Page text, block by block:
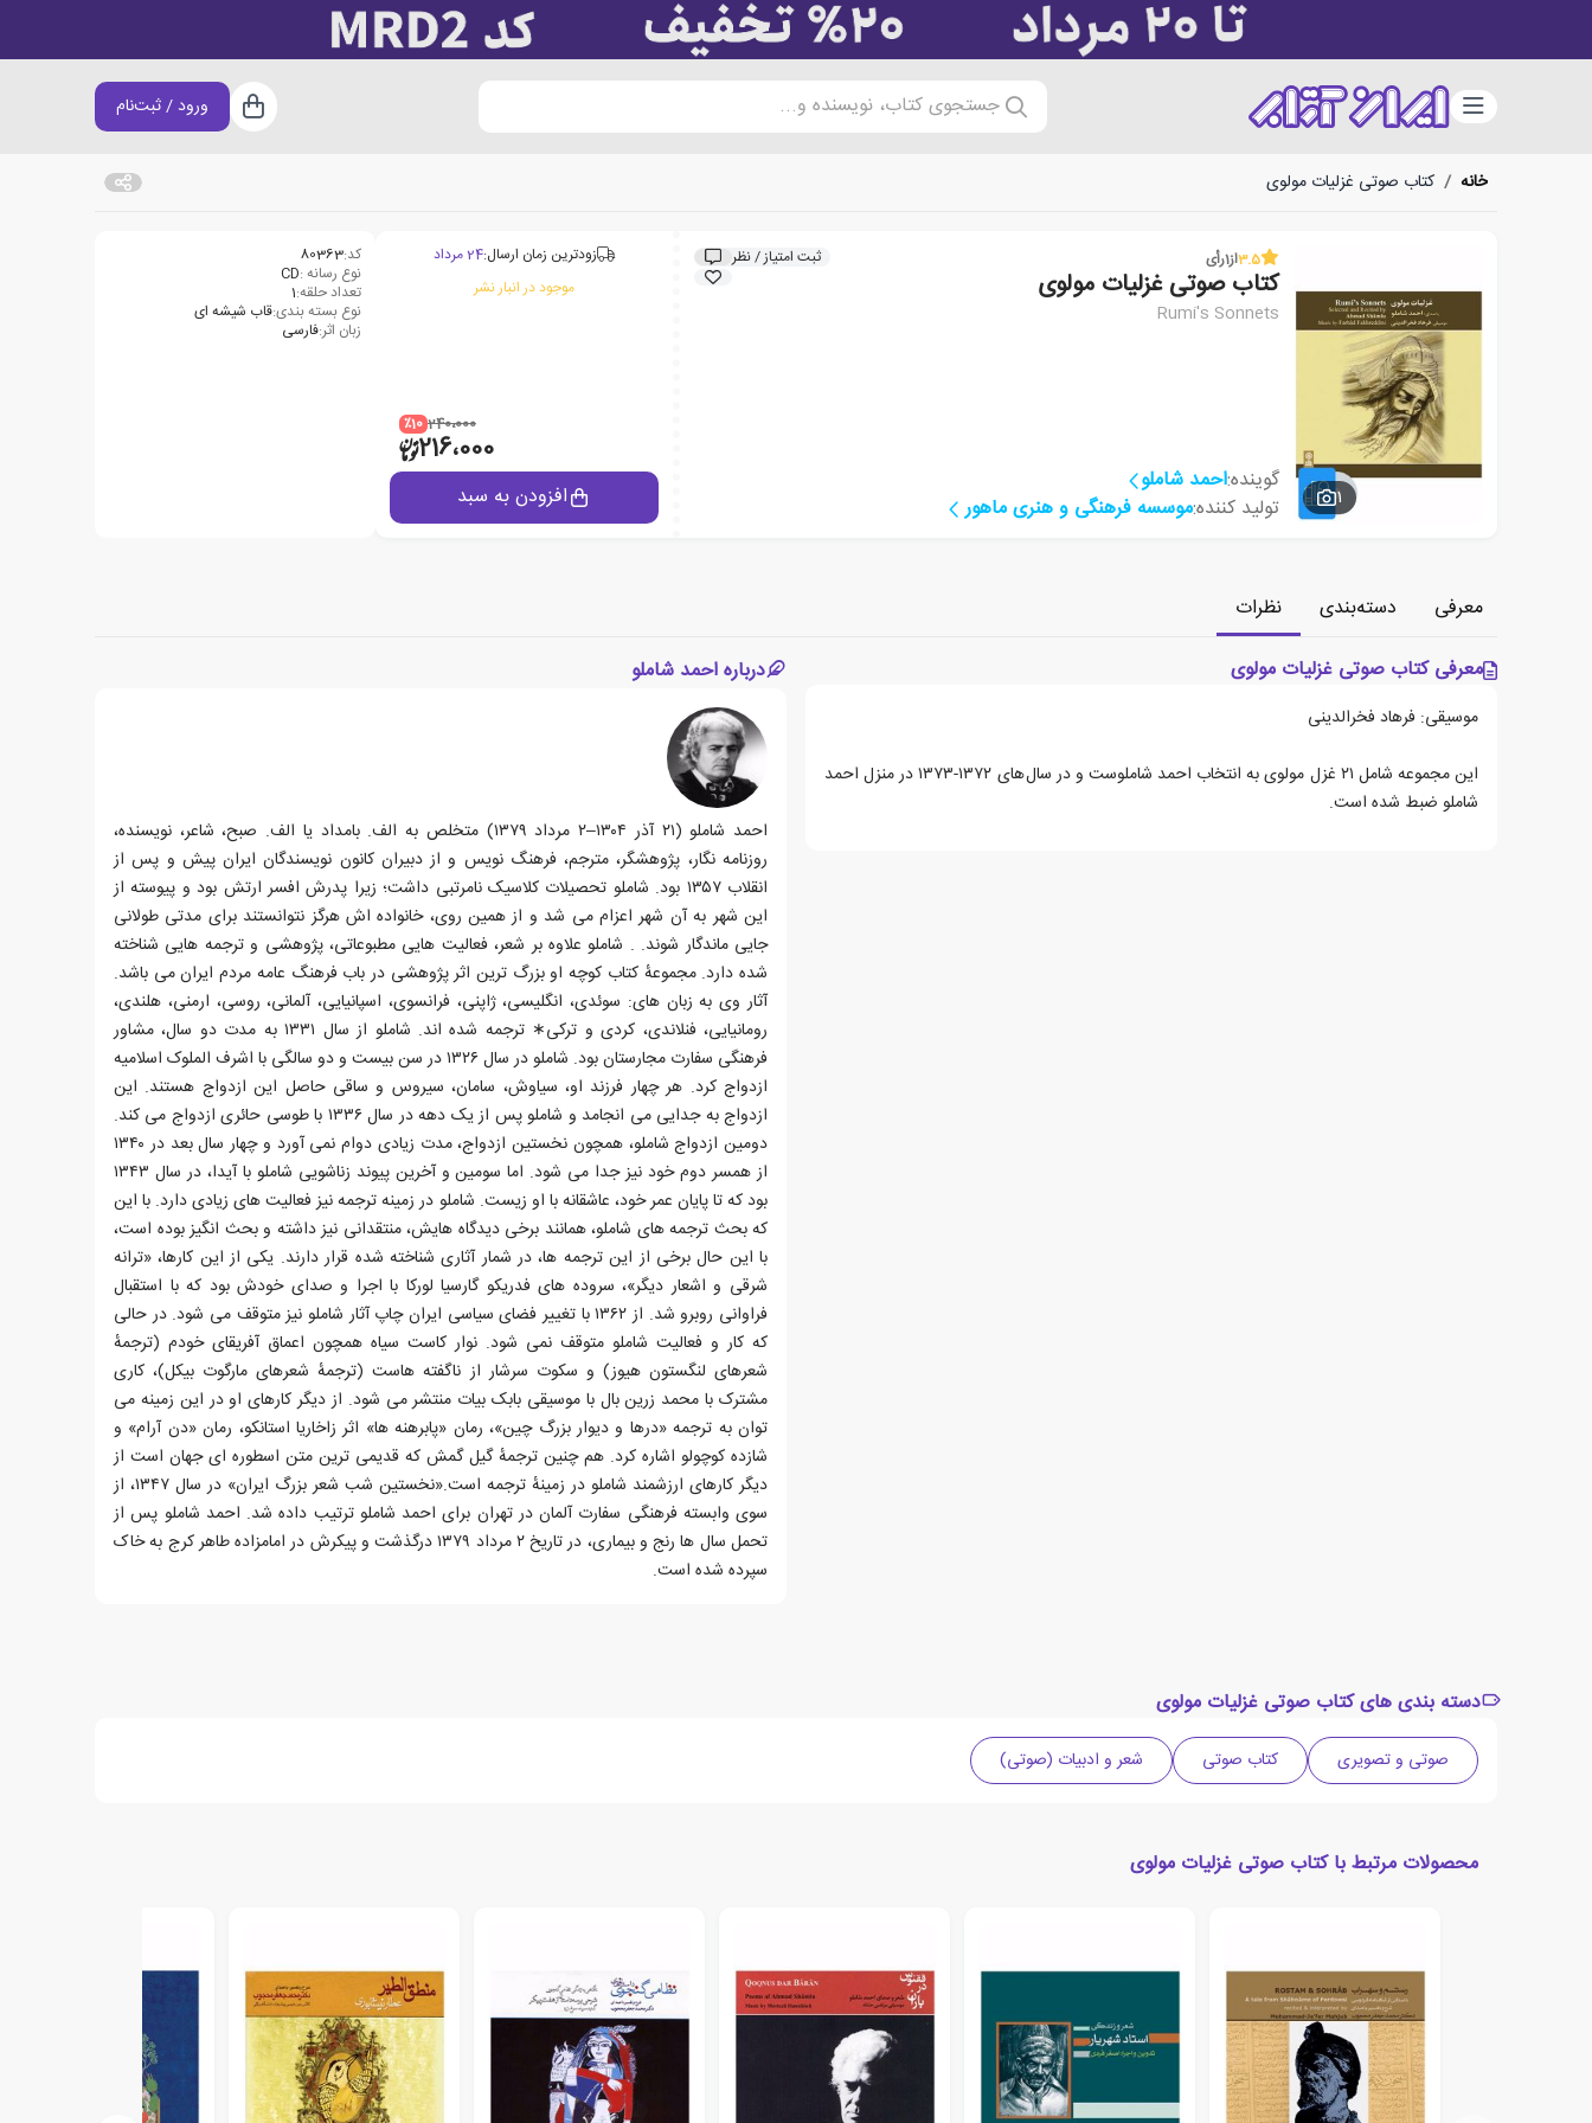
دسته‌بندی جستجوی کتاب، نویسنده و... سبد خرید
ورود / ثبت‌نام
خانه / کتاب صوتی غزلیات مولوی
1
3.5از1رأی ثبت امتیاز / نظر
کتاب صوتی غزلیات مولوی
Rumi's Sonnets
گوینده:احمد شاملو
تولید کننده:موسسه فرهنگی و هنری ماهور
زودترین زمان ارسال:24 مرداد
موجود در انبار نشر
240،000 ٪10
216،000
افزودن به سبد
کد:80363
نوع رسانه :CD
تعداد حلقه:1
نوع بسته بندی:قاب شیشه ای
زبان اثر:فارسی
معرفی دسته‌بندی
نظرات
معرفی کتاب صوتی غزلیات مولوی
موسیقی: فرهاد فخرالدینی
این مجموعه شامل ۲۱ غزل مولوی به انتخاب احمد شاملوست و در سال های ۱۳۷۲-۱۳۷۳ در منزل احمد
شاملو ضبط شده است.
درباره احمد شاملو
احمد شاملو (۲۱ آذر ۱۳۰۴–۲ مرداد ۱۳۷۹) متخلص به الف. بامداد یا الف. صبح، شاعر، نویسنده،
روزنامه نگار، پژوهشگر، مترجم، فرهنگ نویس و از دبیران کانون نویسندگان ایران پیش و پس از
انقلاب ۱۳۵۷ بود. شاملو تحصیلات کلاسیک نامرتبی داشت؛ زیرا پدرش افسر ارتش بود و پیوسته از
این شهر به آن شهر اعزام می شد و از همین روی، خانواده اش هرگز نتوانستند برای مدتی طولانی
جایی ماندگار شوند. . شاملو علاوه بر شعر، فعالیت هایی مطبوعاتی، پژوهشی و ترجمه هایی شناخته
شده دارد. مجموعهٔ کتاب کوچه او بزرگ ترین اثر پژوهشی در باب فرهنگ عامه مردم ایران می باشد.
آثار وی به زبان های: سوئدی، انگلیسی، ژاپنی، فرانسوی، اسپانیایی، آلمانی، روسی، ارمنی، هلندی،
رومانیایی، فنلاندی، کردی و ترکی∗ ترجمه شده اند. شاملو از سال ۱۳۳۱ به مدت دو سال، مشاور
فرهنگی سفارت مجارستان بود. شاملو در سال ۱۳۲۶ در سن بیست و دو سالگی با اشرف الملوک اسلامیه
ازدواج کرد. هر چهار فرزند او، سیاوش، سامان، سیروس و ساقی حاصل این ازدواج هستند. این
ازدواج به جدایی می انجامد و شاملو پس از یک دهه در سال ۱۳۳۶ با طوسی حائری ازدواج می کند.
دومین ازدواج شاملو، همچون نخستین ازدواج، مدت زیادی دوام نمی آورد و چهار سال بعد در ۱۳۴۰
از همسر دوم خود نیز جدا می شود. اما سومین و آخرین پیوند زناشویی شاملو با آیدا، در سال ۱۳۴۳
بود که تا پایان عمر خود، عاشقانه با او زیست. شاملو در زمینه ترجمه نیز فعالیت های زیادی دارد. با این
که بحث ترجمه های شاملو، همانند برخی دیدگاه هایش، منتقدانی نیز داشته و بحث انگیز بوده است،
با این حال برخی از این ترجمه ها، در شمار آثاری شناخته شده قرار دارند. یکی از این کارها، «ترانه
شرقی و اشعار دیگر»، سروده های فدریکو گارسیا لورکا با اجرا و صدای خودش بود که با استقبال
فراوانی روبرو شد. از ۱۳۶۲ با تغییر فضای سیاسی ایران چاپ آثار شاملو نیز متوقف می شود. در حالی
که کار و فعالیت شاملو متوقف نمی شود. نوار کاست سیاه همچون اعماق آفریقای خودم (ترجمهٔ
شعرهای لنگستون هیوز) و سکوت سرشار از ناگفته هاست (ترجمهٔ شعرهای مارگوت بیکل)، کاری
مشترک با محمد زرین بال با موسیقی بابک بیات منتشر می شود. از دیگر کارهای او در این زمینه می
توان به ترجمه «درها و دیوار بزرگ چین»، رمان «پابرهنه ها» اثر زاخاریا استانکو، رمان «دن آرام» و
شازده کوچولو اشاره کرد. هم چنین ترجمهٔ گیل گمش که قدیمی ترین متن اسطوره ای جهان است از
دیگر کارهای ارزشمند شاملو در زمینهٔ ترجمه است.«نخستین شب شعر بزرگ ایران» در سال ۱۳۴۷، از
سوی وابسته فرهنگی سفارت آلمان در تهران برای احمد شاملو ترتیب داده شد. احمد شاملو پس از
تحمل سال ها رنج و بیماری، در تاریخ ۲ مرداد ۱۳۷۹ درگذشت و پیکرش در امامزاده طاهر کرج به خاک
سپرده شده است.
دسته بندی های کتاب صوتی غزلیات مولوی
صوتی و تصویری کتاب صوتی شعر و ادبیات (صوتی)
محصولات مرتبط با کتاب صوتی غزلیات مولوی